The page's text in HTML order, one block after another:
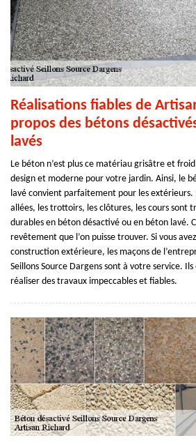
Réalisations fiables de
propos des bétons
lavés
Le béton n’est plus ce matériau grisâtre et
design et moderne pour votre jardin. Ainsi, le
lavé convient parfaitement pour les extérieurs.
allées, les trottoirs, les clôtures, les cours sont
durables en béton désactivé ou en béton lavé.
revêtement que l’on puisse trouver. Si vous
construction extérieure, les maçons de
Seillons Source Dargens sont à votre service.
réaliser des travaux impeccables et fiables.